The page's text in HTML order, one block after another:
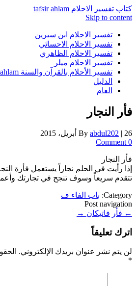
كتاب تفسير الاحلام tafsir ahlam
Skip to content
تفسير الاحلام ابن سيرين
تفسير الاحلام الاحسائي
تفسير الاحلام الظاهري
تفسير الاحلام ميلر
تفسير الأحلام بالقرآن والسنة tafsir ahlam
الدليل
العام
فأر النجار
By abdul202 | 26 أبريل، 2015
0 Comment
فأر النجار
إذا رأيت في الحلم نجاراً يستعمل فأرة
تتقدم سريعاً وسوف تنجح في تجارتك
Category: باب الفاء ف
Post navigation
← فأر فاتيكان →
اترك تعليقاً
لن يتم نشر عنوان بريدك الإلكتروني.
*